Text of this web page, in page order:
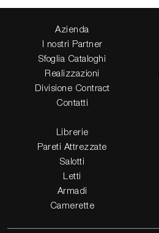
Azienda
I nostri Partner
Sfoglia Cataloghi
Realizzazioni
Divisione Contract
Contatti
Librerie
Pareti Attrezzate
Salotti
Letti
Armadi
Camerette